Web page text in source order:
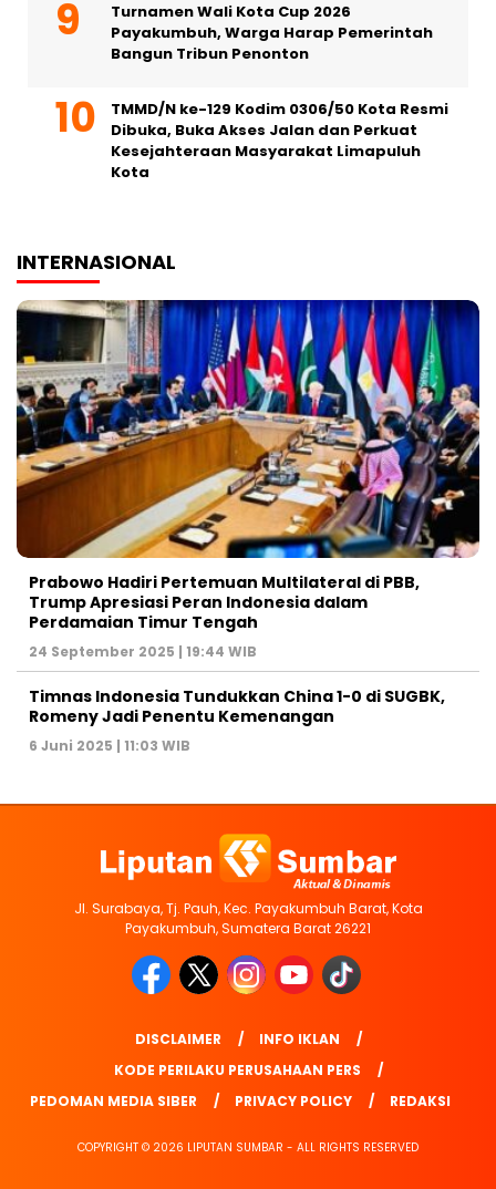
Turnamen Wali Kota Cup 2026
Payakumbuh, Warga Harap Pemerintah
Bangun Tribun Penonton
TMMD/N ke-129 Kodim 0306/50 Kota Resmi
Dibuka, Buka Akses Jalan dan Perkuat
Kesejahteraan Masyarakat Limapuluh
Kota
INTERNASIONAL
Prabowo Hadiri Pertemuan Multilateral di PBB,
Trump Apresiasi Peran Indonesia dalam
Perdamaian Timur Tengah
24 September 2025 | 19:44 WIB
Timnas Indonesia Tundukkan China 1-0 di SUGBK,
Romeny Jadi Penentu Kemenangan
6 Juni 2025 | 11:03 WIB
Jl. Surabaya, Tj. Pauh, Kec. Payakumbuh Barat, Kota
Payakumbuh, Sumatera Barat 26221
DISCLAIMER
INFO IKLAN
KODE PERILAKU PERUSAHAAN PERS
PEDOMAN MEDIA SIBER
PRIVACY POLICY REDAKSI
COPYRIGHT © 2026 LIPUTAN SUMBAR - ALL RIGHTS RESERVED